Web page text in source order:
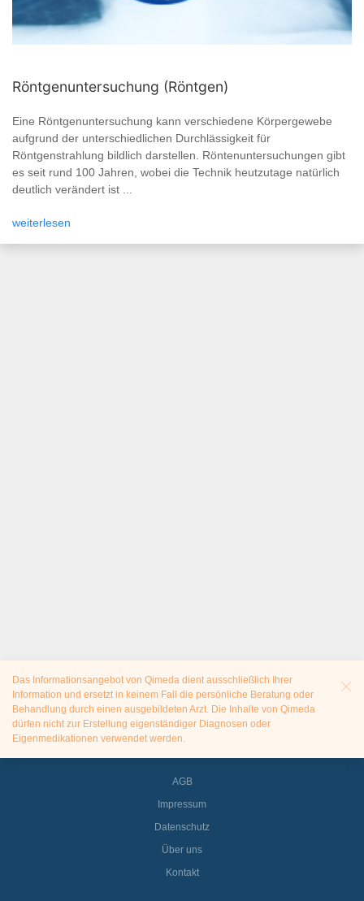
Röntgenuntersuchung (Röntgen)
Eine Röntgenuntersuchung kann verschiedene Körpergewebe
aufgrund der unterschiedlichen Durchlässigkeit für
Röntgenstrahlung bildlich darstellen. Röntenuntersuchungen gibt
es seit rund 100 Jahren, wobei die Technik heutzutage natürlich
deutlich verändert ist ...
weiterlesen
Das Informationsangebot von Qimeda dient ausschließlich Ihrer
Information und ersetzt in keinem Fall die persönliche Beratung oder
Behandlung durch einen ausgebildeten Arzt. Die Inhalte von Qimeda
dürfen nicht zur Erstellung eigenständiger Diagnosen oder
Eigenmedikationen verwendet werden.
AGB
Impressum
Datenschutz
Über uns
Kontakt